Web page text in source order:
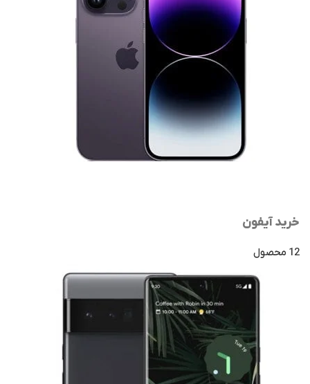
خرید آیفون
12 محصول